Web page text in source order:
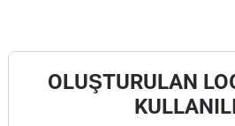
OLUŞTURULAN